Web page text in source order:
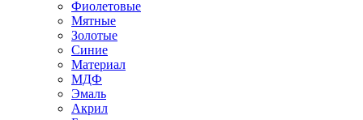
Фиолетовые
Мятные
Золотые
Синие
Материал
МДФ
Эмаль
Акрил